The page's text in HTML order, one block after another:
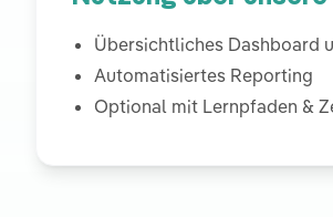
Übersichtliches Dashboard
Automatisiertes Reporting
Optional mit Lernpfaden &